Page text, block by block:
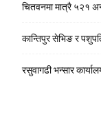
चितवनमा मात्रै ५२१
कान्तिपुर सेभिङ र
रसुवागढी भन्सार